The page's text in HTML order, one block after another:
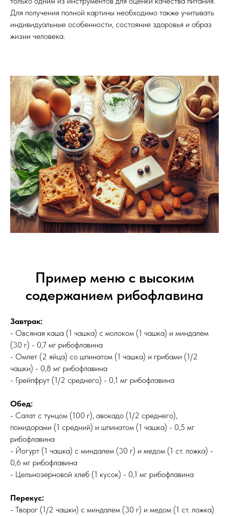
Для получения полной картины необходимо также учитывать
индивидуальные особенности, состояние здоровья и образ
жизни человека.
Пример меню с высоким
содержанием рибофлавина
Завтрак:
- Овсяная каша (1 чашка) с молоком (1 чашка) и миндалем
(30 г) - 0,7 мг рибофлавина
- Омлет (2 яйца) со шпинатом (1 чашка) и грибами (1/2
чашки) - 0,8 мг рибофлавина
- Грейпфрут (1/2 среднего) - 0,1 мг рибофлавина
Обед:
- Салат с тунцом (100 г), авокадо (1/2 среднего),
помидорами (1 средний) и шпинатом (1 чашка) - 0,5 мг
рибофлавина
- Йогурт (1 чашка) с миндалем (30 г) и медом (1 ст. ложка) -
0,6 мг рибофлавина
- Цельнозерновой хлеб (1 кусок) - 0,1 мг рибофлавина
Перекус:
- Творог (1/2 чашки) с миндалем (30 г) и медом (1 ст. ложка)